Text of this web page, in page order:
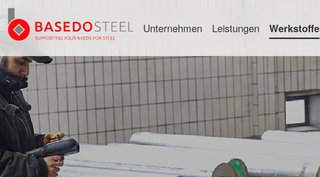
Unternehmen Leistungen Werkstoffe